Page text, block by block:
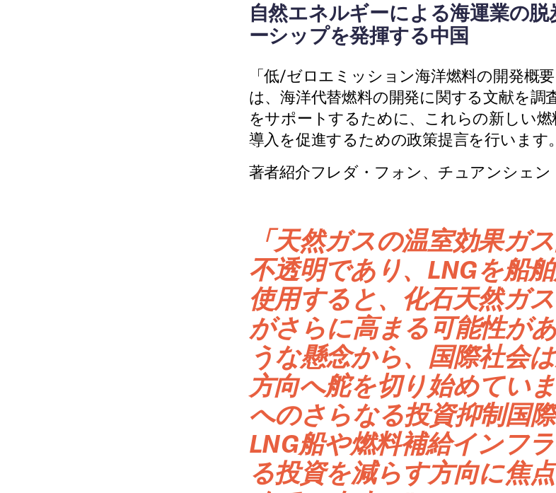
自然エネルギーによる海運業の
ーシップを発揮する中国
「低/ゼロエミッション海洋燃料の開発概
は、海洋代替燃料の開発に関する文献を調
をサポートするために、これらの新しい
導入を促進するための政策提言を行います。
著者紹介フレダ・フォン、チュアンシェン
「天然ガスの温室効果ガ
不透明であり、LNGを船
使用すると、化石天然ガ
がさらに高まる可能性が
うな懸念から、国際社会
方向へ舵を切り始めていま
へのさらなる投資抑制国
LNG船や燃料補給インフ
る投資を減らす方向に焦